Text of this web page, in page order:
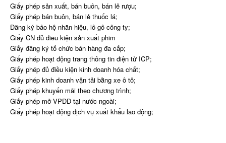
Giấy phép sản xuất, bán buôn, bán lẻ rượu;
Giấy phép bán buôn, bán lẻ thuốc lá;
Đăng ký bảo hộ nhãn hiệu, lô gô công ty;
Giấy CN đủ điều kiện sản xuất phim
Giấy đăng ký tổ chức bán hàng đa cấp;
Giấy phép hoạt động trang thông tin điện tử ICP;
Giấy phép đủ điều kiện kinh doanh hóa chất;
Giấy phép kinh doanh vận tải bằng xe ô tô;
Giấy phép khuyến mãi theo chương trình;
Giấy phép mở VPĐD tại nước ngoài;
Giấy phép hoạt động dịch vụ xuất khẩu lao động;